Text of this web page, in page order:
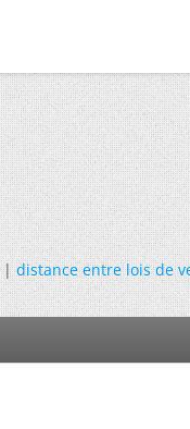
|distance entre lois de